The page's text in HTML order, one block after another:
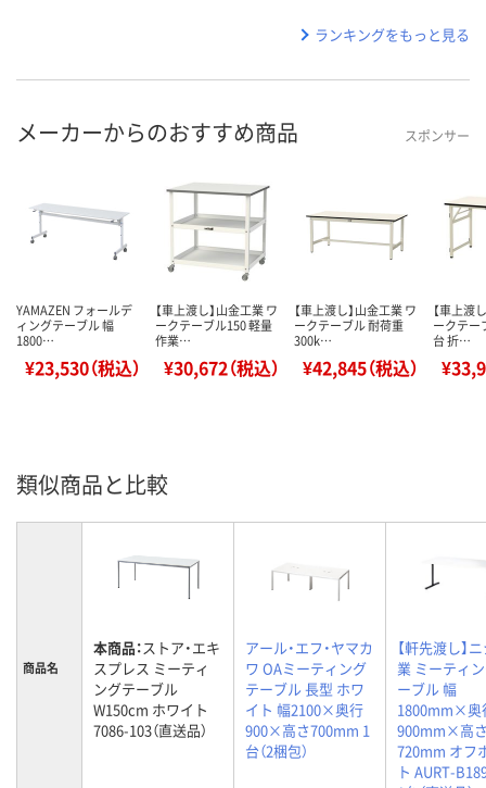
ランキングをもっと見る
メーカーからのおすすめ商品 スポンサー
YAMAZEN フォールデ
ィングテーブル 幅
1800…
¥23,530（税込）
【車上渡し】山金工業 ワ
ークテーブル150 軽量
作業…
¥30,672（税込）
【車上渡し】山金工業 ワ
ークテーブル 耐荷重
300k…
¥42,845（税込）
【車上渡
ークテー
台 折…
類似商品と比較
商品名
本商品：ストア・エキ
スプレス ミーティ
ングテーブル
W150cm ホワイト
7086-103（直送品）
アール・エフ・ヤマカ
ワ OAミーティング
テーブル 長型 ホワ
イト 幅2100×奥行
900×高さ700mm 1
台（2梱包）
【軒先渡し】
業 ミーティ
ーブル 幅
1800mm×奥
900mm×高
720mm オフ
ト AURT-